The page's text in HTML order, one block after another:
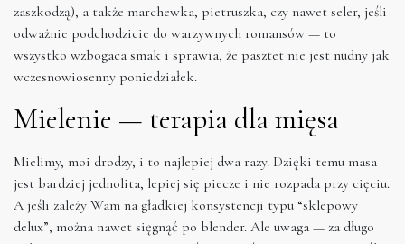
zaszkodzą), a także marchewka, pietruszka, czy nawet seler, jeśli
odważnie podchodzicie do warzywnych romansów — to
wszystko wzbogaca smak i sprawia, że pasztet nie jest nudny jak
wczesnowiosenny poniedziałek.
Mielenie — terapia dla mięsa
Mielimy, moi drodzy, i to najlepiej dwa razy. Dzięki temu masa
jest bardziej jednolita, lepiej się piecze i nie rozpada przy cięciu.
A jeśli zależy Wam na gładkiej konsystencji typu “sklepowy
delux”, można nawet sięgnąć po blender. Ale uwaga — za długo